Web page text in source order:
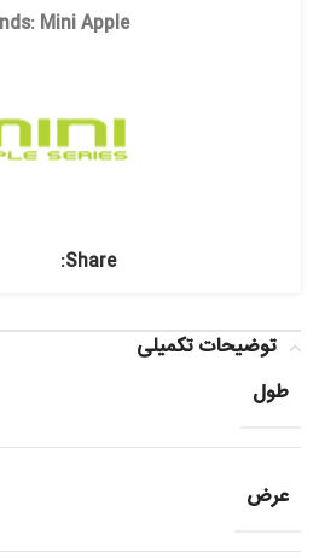
Mini Apple
Share:
توضیحات تکمیلی
طول
عرض